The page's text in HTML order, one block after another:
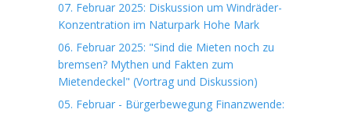
07. Februar 2025: Diskussion um Windräder-
Konzentration im Naturpark Hohe Mark
06. Februar 2025: "Sind die Mieten noch zu
bremsen? Mythen und Fakten zum
Mietendeckel" (Vortrag und Diskussion)
05. Februar - Bürgerbewegung Finanzwende: